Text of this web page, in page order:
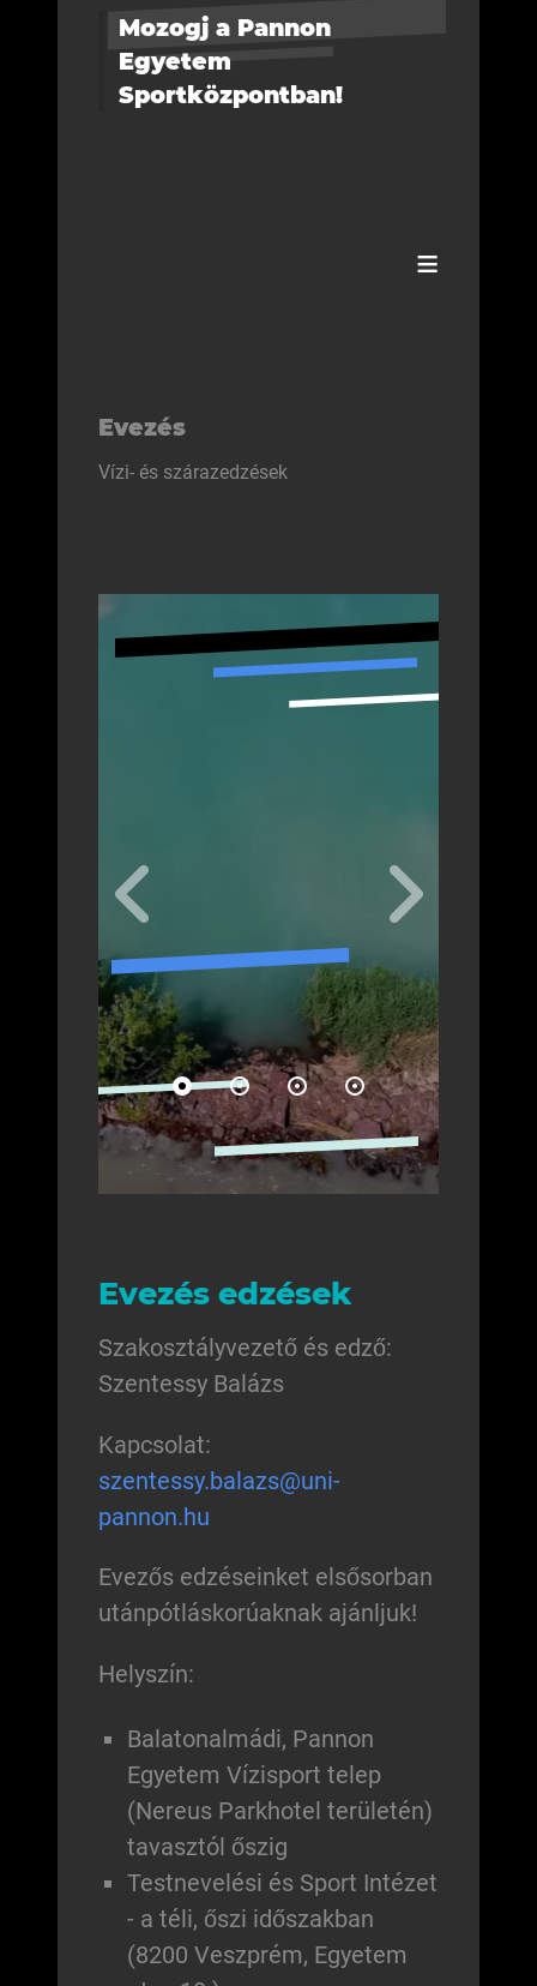
Mozogj a Pannon
Egyetem
Sportközpontban!
≡
Evezés
Vízi- és szárazedzések
Evezés edzések
Szakosztályvezető és edző:
Szentessy Balázs
Kapcsolat:
szentessy.balazs@uni-
pannon.hu
Evezős edzéseinket elsősorban
utánpótláskorúaknak ajánljuk!
Helyszín:
Balatonalmádi, Pannon
Egyetem Vízisport telep
(Nereus Parkhotel területén)
tavasztól őszig
Testnevelési és Sport Intézet
- a téli, őszi időszakban
(8200 Veszprém, Egyetem